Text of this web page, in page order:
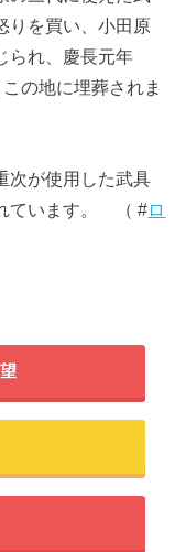
りを買い、小田原
られ、慶長元年
の地に埋葬されま
次が使用した武具
ています。 （ #ロ